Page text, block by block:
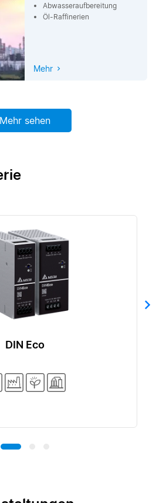
Abwasseraufbereitung
Öl-Raffinerien
Mehr
Mehr sehen
DIN Eco